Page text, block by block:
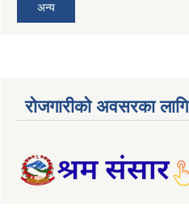
अन्य
रोजगारीको अवसरका लागि